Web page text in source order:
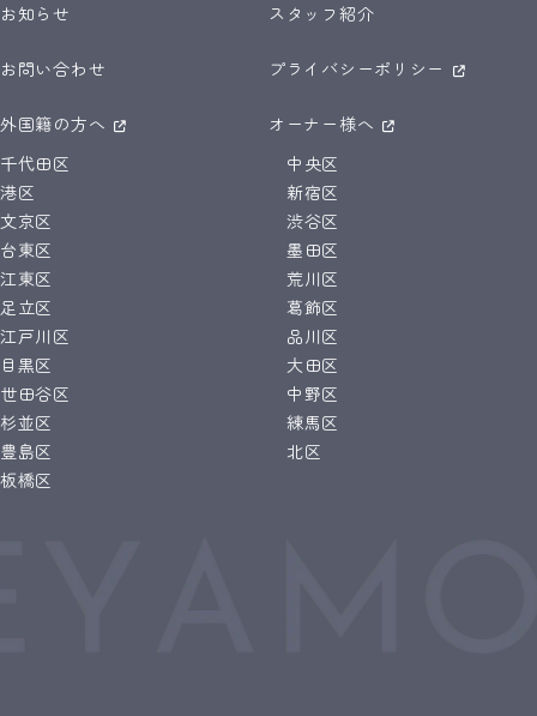
お知らせ スタッフ紹介
お問い合わせ プライバシーポリシー
外国籍の方へ
オーナー様へ
千代田区
中央区
港区
新宿区
文京区
渋谷区
台東区
墨田区
江東区
荒川区
足立区
葛飾区
江戸川区
品川区
目黒区
大田区
世田谷区
中野区
杉並区
練馬区
豊島区
北区
板橋区